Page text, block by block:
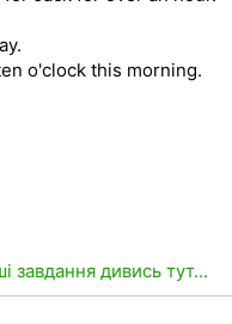
o'clock this morning.
завдання дивись тут...